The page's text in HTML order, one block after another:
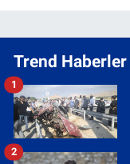
Trend Haberler
1
2